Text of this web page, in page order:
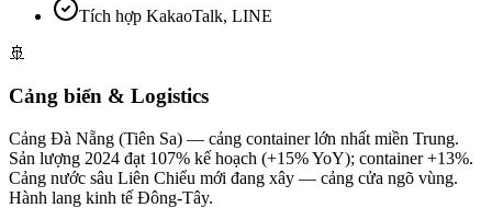
Tích hợp KakaoTalk, LINE
🚢
Cảng biển & Logistics
Cảng Đà Nẵng (Tiên Sa) — cảng container lớn nhất miền Trung.
Sản lượng 2024 đạt 107% kế hoạch (+15% YoY); container +13%.
Cảng nước sâu Liên Chiểu mới đang xây — cảng cửa ngõ vùng.
Hành lang kinh tế Đông-Tây.